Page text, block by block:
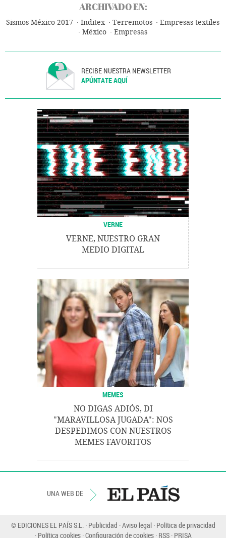
ARCHIVADO EN:
Sismos México 2017 Inditex Terremotos
Empresas textiles
México
Empresas
RECIBE NUESTRA NEWSLETTER
APÚNTATE AQUÍ
VERNE
VERNE, NUESTRO GRAN
MEDIO DIGITAL
MEMES
NO DIGAS ADIÓS, DI
"MARAVILLOSA JUGADA": NOS
DESPEDIMOS CON NUESTROS
MEMES FAVORITOS
UNA WEB DE
© EDICIONES EL PAÍS S.L. Publicidad Aviso legal Política de privacidad
Política cookies Configuración de cookies RSS PRISA